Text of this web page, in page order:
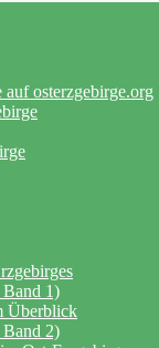
osterzgebirge.org
1)
Überblick
2)